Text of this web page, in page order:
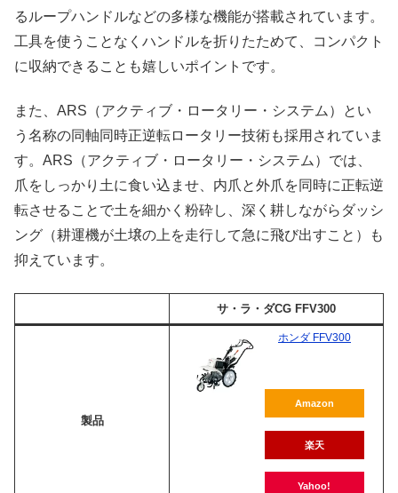
るループハンドルなどの多様な機能が搭載されています。
工具を使うことなくハンドルを折りたためて、コンパクト
に収納できることも嬉しいポイントです。
また、ARS（アクティブ・ロータリー・システム）とい
う名称の同軸同時正逆転ロータリー技術も採用されていま
す。ARS（アクティブ・ロータリー・システム）では、
爪をしっかり土に食い込ませ、内爪と外爪を同時に正転逆
転させることで土を細かく粉砕し、深く耕しながらダッシ
ング（耕運機が土壌の上を走行して急に飛び出すこと）も
抑えています。
サ・ラ・ダCG FFV300
製品
ホンダ FFV300
Amazon
楽天
Yahoo!